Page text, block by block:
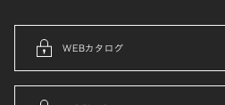
WEBカタログ